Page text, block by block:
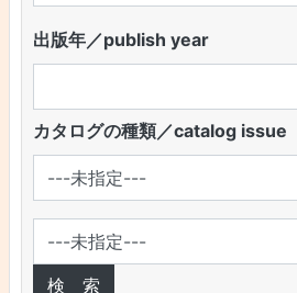
出版年／publish year
カタログの種類／catalog issue